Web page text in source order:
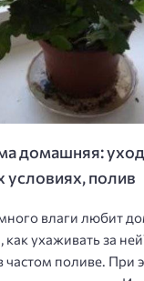
домашняя:
полив
влаги любит
как ухаживать за
частом поливе. При